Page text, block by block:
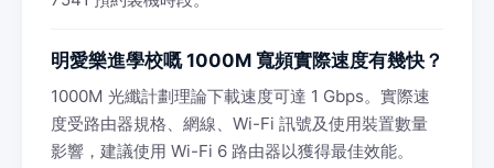
明愛樂進學校嘅 1000M 寬頻實際速度有幾快？
1000M 光纖計劃理論下載速度可達 1 Gbps。實際速
度受路由器規格、網線、Wi-Fi 訊號及使用裝置數量
影響，建議使用 Wi-Fi 6 路由器以獲得最佳效能。